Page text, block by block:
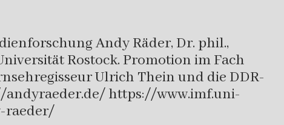
Andy Räder, Dr. phil.,
Rostock. Promotion im Fach
Ulrich Thein und die DDR-
https://www.imf.uni-
raeder/